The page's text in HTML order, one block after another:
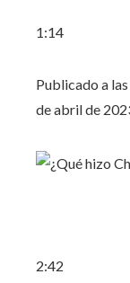
1:14
Publicado a
de abril de
2:42